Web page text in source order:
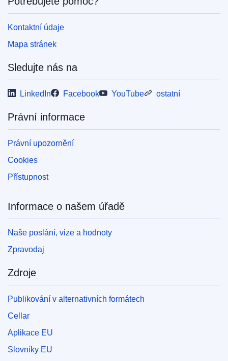
Kontaktní údaje
Mapa stránek
Sledujte nás na
LinkedIn Facebook YouTube ostatní
Právní informace
Právní upozornění
Cookies
Přístupnost
Informace o našem úřadě
Naše poslání, vize a hodnoty
Zpravodaj
Zdroje
Publikování v alternativních formátech
Cellar
Aplikace EU
Slovníky EU